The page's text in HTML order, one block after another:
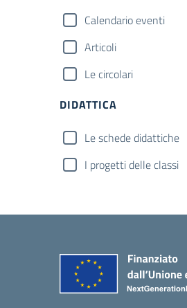
Calendario eventi
Articoli
Le circolari
DIDATTICA
Le schede didattiche
I progetti delle classi